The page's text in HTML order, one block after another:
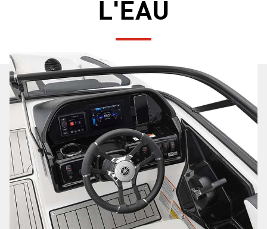
L'EAU